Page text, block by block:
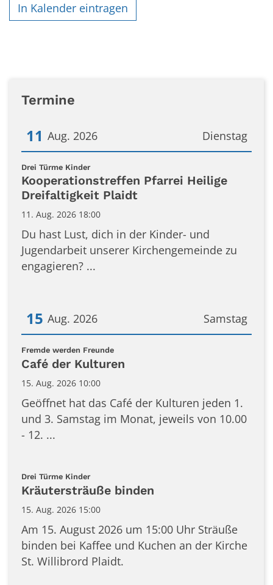
In Kalender eintragen
Termine
Dienstag
11 Aug. 2026
Datum: 11. August 2026
Drei Türme Kinder:
Kooperationstreffen Pfarrei Heilige
Dreifaltigkeit Plaidt
11. Aug. 2026 18:00
Du hast Lust, dich in der Kinder- und
Jugendarbeit unserer Kirchengemeinde zu
engagieren? ...
Samstag
15 Aug. 2026
Datum: 15. August 2026
Fremde werden Freunde:
Café der Kulturen
15. Aug. 2026 10:00
Geöffnet hat das Café der Kulturen jeden 1.
und 3. Samstag im Monat, jeweils von 10.00
- 12. ...
Drei Türme Kinder:
Kräutersträuße binden
15. Aug. 2026 15:00
Am 15. August 2026 um 15:00 Uhr Sträuße
binden bei Kaffee und Kuchen an der Kirche
St. Willibrord Plaidt.